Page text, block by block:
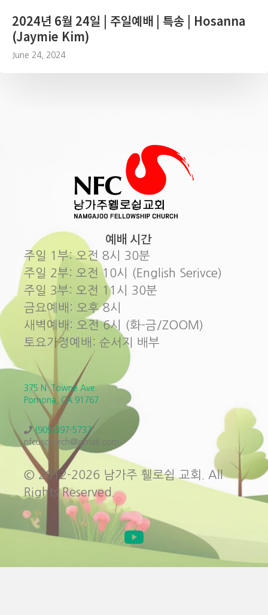
2024년 6월 24일 | 주일예배 | 특송 | Hosanna
(Jaymie Kim)
June 24, 2024
예배 시간
주일 1부: 오전 8시 30분
주일 2부: 오전 10시 (English Serivce)
주일 3부: 오전 11시 30분
금요예배: 오후 8시
새벽예배: 오전 6시 (화-금/ZOOM)
토요가정예배: 순서지 배부
375 N. Towne Ave.
Pomona, CA 91767
(909)397-5737
nfcuschurch@gmail.com
© 2012-2026 남가주 휄로쉽 교회. All
Rights Reserved.